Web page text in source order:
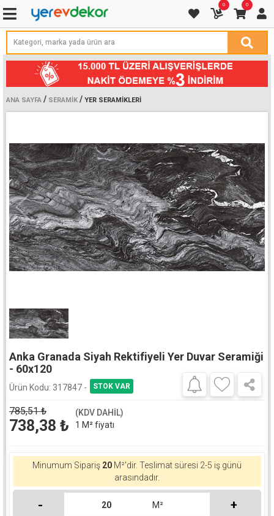
0 0
ANA SAYFA / SERAMIK / YER SERAMIKLERI
Anka Granada Siyah Rektifiyeli Yer Duvar Seramiği
- 60x120
Ürün Kodu: 317847 -
785,51₺
738,38 ₺
(KDV DAHİL)
1 M² fiyatı
Minumum Sipariş 20 M²'dir. Teslimat süresi 2-5 iş günü
arasındadır.
- M² +